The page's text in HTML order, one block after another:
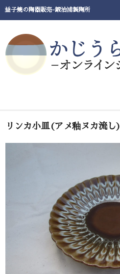
益子焼の陶器販売-鍛治浦製陶所
ホーム
商品一覧
ご利用ガイド
お問い合わせ
リンカ小皿(アメ釉ヌカ流し)